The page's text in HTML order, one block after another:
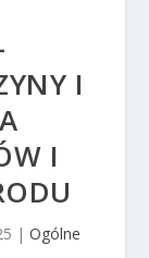
I
I
| Ogólne